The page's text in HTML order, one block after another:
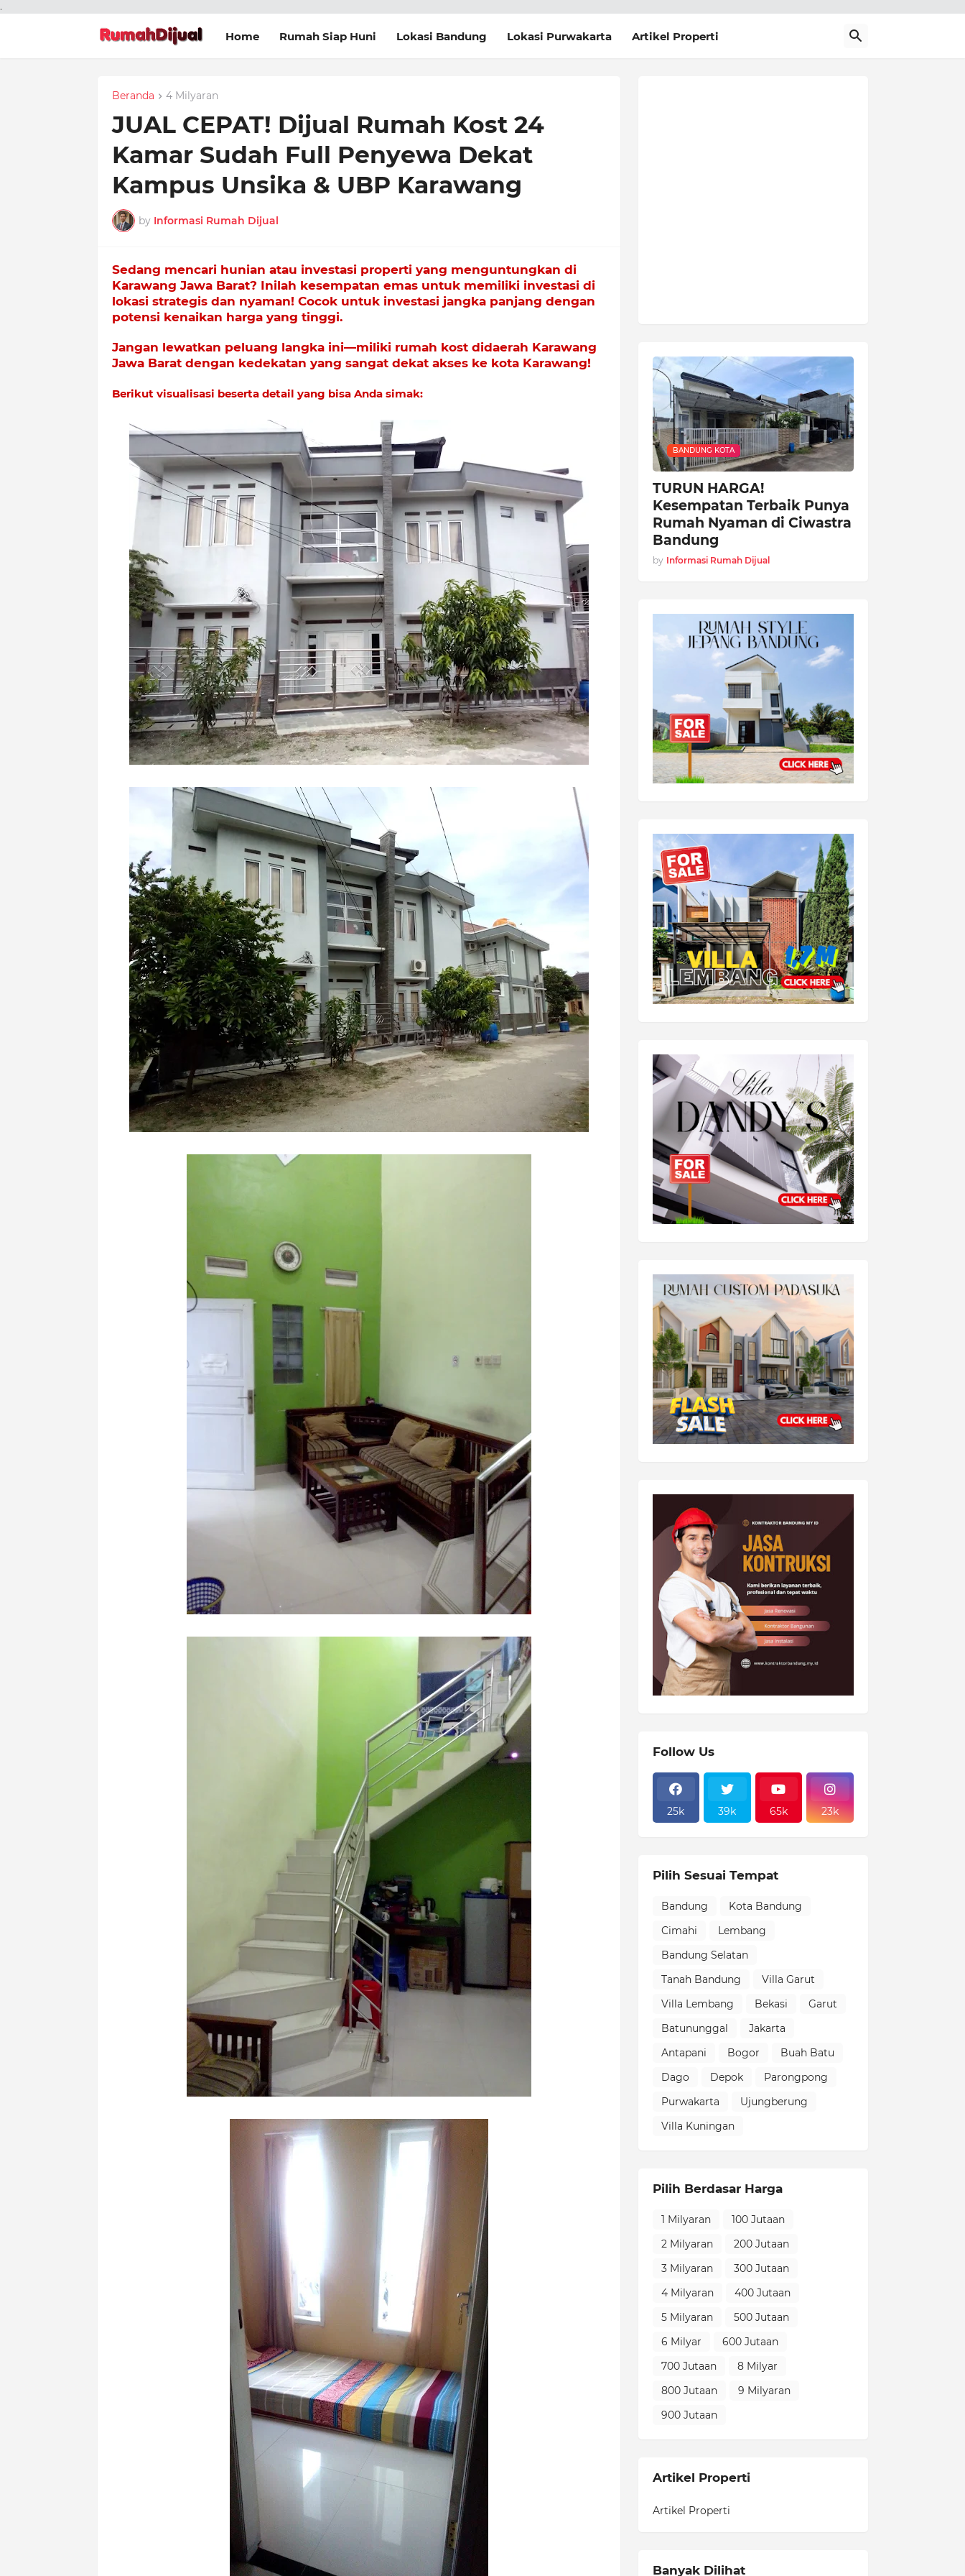
.
Home Rumah Siap Huni Lokasi Bandung Lokasi Purwakarta Artikel Properti
Beranda 4 Milyaran
JUAL CEPAT! Dijual Rumah Kost 24
Kamar Sudah Full Penyewa Dekat
Kampus Unsika & UBP Karawang
by Informasi Rumah Dijual
Sedang mencari hunian atau investasi properti yang menguntungkan di
Karawang Jawa Barat? Inilah kesempatan emas untuk memiliki investasi di
lokasi strategis dan nyaman! Cocok untuk investasi jangka panjang dengan
potensi kenaikan harga yang tinggi.
Jangan lewatkan peluang langka ini—miliki rumah kost didaerah Karawang
Jawa Barat dengan kedekatan yang sangat dekat akses ke kota Karawang!
Berikut visualisasi beserta detail yang bisa Anda simak:
BANDUNG KOTA
TURUN HARGA!
Kesempatan Terbaik Punya
Rumah Nyaman di Ciwastra
Bandung
by Informasi Rumah Dijual
Follow Us
25k 39k 65k 23k
Pilih Sesuai Tempat
Bandung
Kota Bandung
Cimahi
Lembang
Bandung Selatan
Tanah Bandung
Villa Garut
Villa Lembang
Bekasi
Garut
Batununggal
Jakarta
Antapani
Bogor
Buah Batu
Dago
Depok
Parongpong
Purwakarta
Ujungberung
Villa Kuningan
Pilih Berdasar Harga
1 Milyaran
100 Jutaan
2 Milyaran
200 Jutaan
3 Milyaran
300 Jutaan
4 Milyaran
400 Jutaan
5 Milyaran
500 Jutaan
6 Milyar
600 Jutaan
700 Jutaan
8 Milyar
800 Jutaan
9 Milyaran
900 Jutaan
Artikel Properti
Artikel Properti
Banyak Dilihat